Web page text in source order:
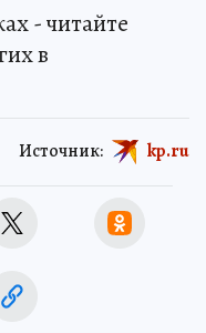
- читайте
в
Источник: kp.ru